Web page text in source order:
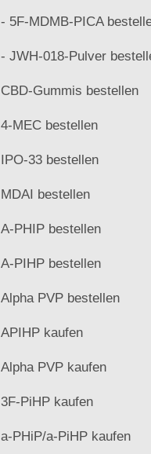
- 5F-MDMB-PICA
- JWH-018-Pulver
CBD-Gummis bestellen
4-MEC bestellen
IPO-33 bestellen
MDAI bestellen
A-PHIP bestellen
A-PIHP bestellen
Alpha PVP bestellen
APIHP kaufen
Alpha PVP kaufen
3F-PiHP kaufen
a-PHiP/a-PiHP kaufen